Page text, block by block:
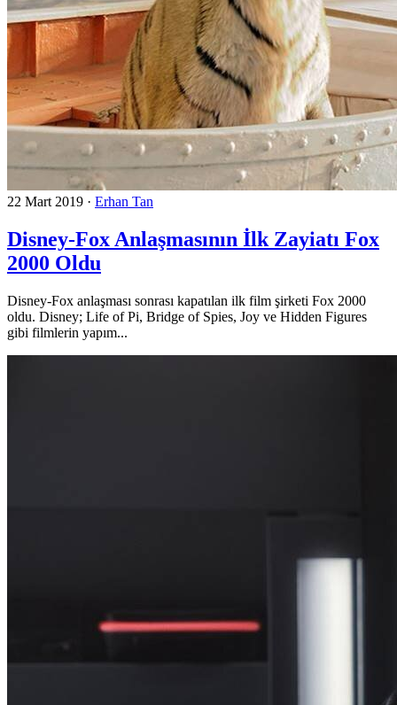
22 Mart 2019 · Erhan Tan
Disney-Fox Anlaşmasının İlk Zayiatı Fox
2000 Oldu
Disney-Fox anlaşması sonrası kapatılan ilk film şirketi Fox 2000
oldu. Disney; Life of Pi, Bridge of Spies, Joy ve Hidden Figures
gibi filmlerin yapım...